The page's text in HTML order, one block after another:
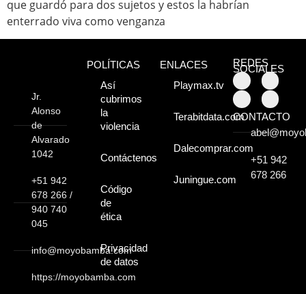
Moyobamba, está
lleno de atractivos
sorprendentes,
¡Descúbrelos!
que guardó para dos sujetos y estos la habrían
enterrado viva como venganza
Jr.
Alonso
de
Alvarado
1042
+51 942
678 266 /
940 740
045
info@moyobamba.com
https://moyobamba.com
POLÍTICAS
Así
cubrimos
la
violencia
Contáctenos
Código
de
ética
Privacidad
de datos
ENLACES
Playmax.tv
Terabitdata.com
Dalecomprar.com
Juningue.com
REDES
SOCIALES
CONTACTO
+51 942
678 266